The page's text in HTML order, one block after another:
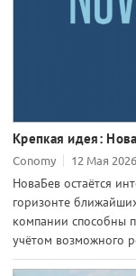
Крепкая идея:
Conomy 12 Мая 2026
НоваБев остаётся
горизонте
компании способны
учётом возможного